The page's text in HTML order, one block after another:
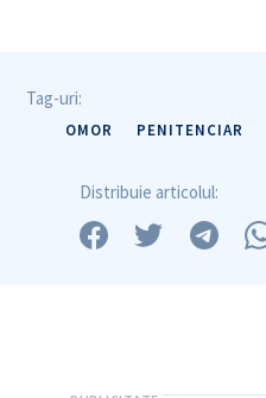
Tag-uri:
OMOR PENITENCIAR
Distribuie articolul: